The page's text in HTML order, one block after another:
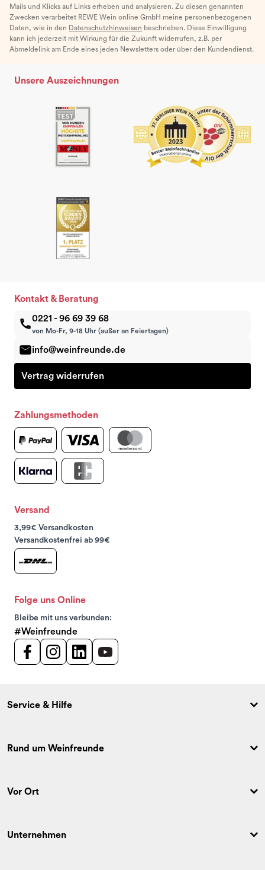
Mails und Klicks auf Links erheben und analysieren. Zu diesen genannten
Zwecken verarbeitet REWE Wein online GmbH meine personenbezogenen
Daten, wie in den Datenschutzhinweisen beschrieben. Diese Einwilligung
kann ich jederzeit mit Wirkung für die Zukunft widerrufen, z.B. per
Abmeldelink am Ende eines jeden Newsletters oder über den Kundendienst.
Unsere Auszeichnungen
Kontakt & Beratung
0221 - 96 69 39 68
von Mo-Fr, 9-18 Uhr (außer an Feiertagen)
info@weinfreunde.de
Vertrag widerrufen
Zahlungsmethoden
Versand
3,99€ Versandkosten
Versandkostenfrei ab 99€
Folge uns Online
Bleibe mit uns verbunden:
#Weinfreunde
Service & Hilfe
Rund um Weinfreunde
Vor Ort
Unternehmen